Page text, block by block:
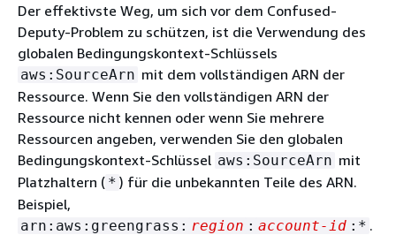
Der effektivste Weg, um sich vor dem Confused-
Deputy-Problem zu schützen, ist die Verwendung des
globalen Bedingungskontext-Schlüssels
aws:SourceArn mit dem vollständigen ARN der
Ressource. Wenn Sie den vollständigen ARN der
Ressource nicht kennen oder wenn Sie mehrere
Ressourcen angeben, verwenden Sie den globalen
Bedingungskontext-Schlüssel aws:SourceArn mit
Platzhaltern ( * ) für die unbekannten Teile des ARN.
Beispiel,
arn:aws:greengrass: region : account-id :* .